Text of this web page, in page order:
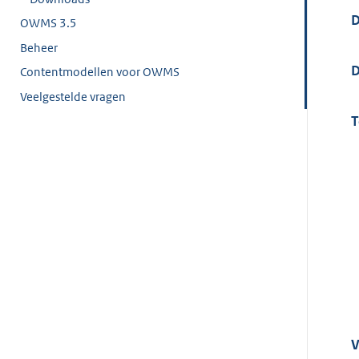
OWMS 3.5
Beheer
Contentmodellen voor OWMS
Veelgestelde vragen